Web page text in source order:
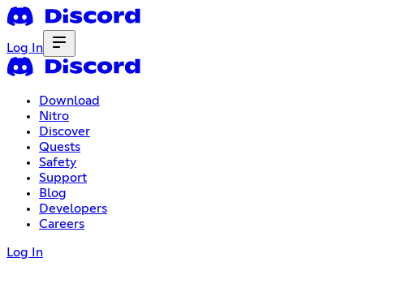
Log In
Download
Nitro
Discover
Quests
Safety
Support
Blog
Developers
Careers
Log In